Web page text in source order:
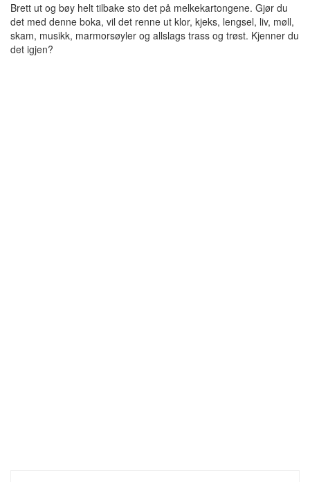
Brett ut og bøy helt tilbake sto det på melkekartongene. Gjør du
det med denne boka, vil det renne ut klor, kjeks, lengsel, liv, møll,
skam, musikk, marmorsøyler og allslags trass og trøst. Kjenner du
det igjen?